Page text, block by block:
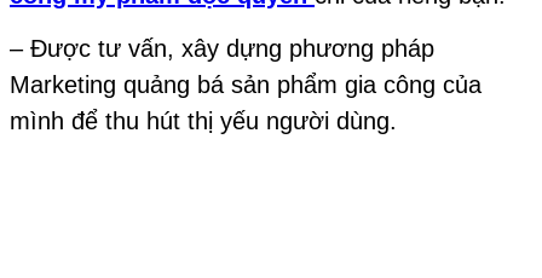
– Được tư vấn, xây dựng phương pháp
Marketing quảng bá sản phẩm gia công của
mình để thu hút thị yếu người dùng.